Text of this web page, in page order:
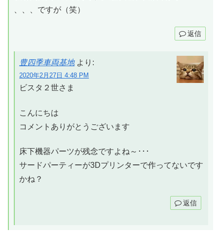
、、、ですが（笑）
返信
豊四季車両基地 より:
2020年2月27日 4:48 PM
ビスタ２世さま
こんにちは
コメントありがとうございます
床下機器パーツが残念ですよね～･･･
サードパーティーが3Dプリンターで作ってないです
かね？
返信